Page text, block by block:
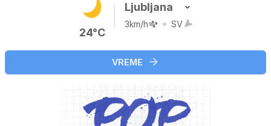
24°C
Ljubljana
3km/h SV
VREME